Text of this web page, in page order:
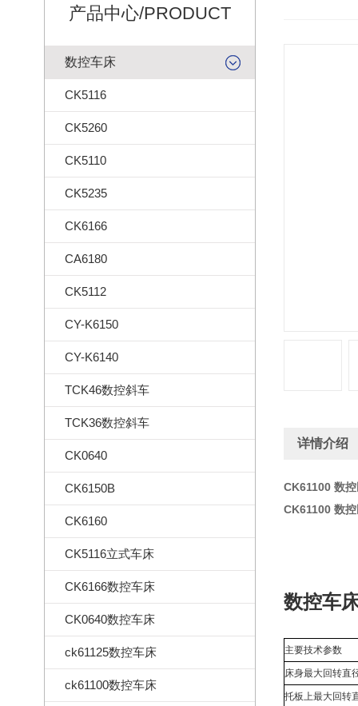
产品中心/PRODUCT
数控车床
CK5116
CK5260
CK5110
CK5235
CK6166
CA6180
CK5112
CY-K6150
CY-K6140
TCK46数控斜车
TCK36数控斜车
CK0640
CK6150B
CK6160
CK5116立式车床
CK6166数控车床
CK0640数控车床
ck61125数控车床
ck61100数控车床
详情介绍
CK61100 数
CK61100 数
数控车
主要技术参数
床身最大回转直
托板上最大回转